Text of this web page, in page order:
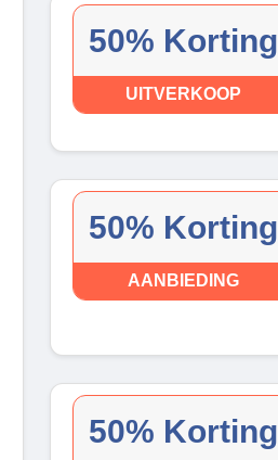
50% Korting
UITVERKOOP
50% Korting
AANBIEDING
50% Korting